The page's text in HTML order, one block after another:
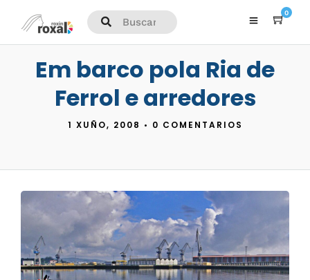
0
Em barco pola Ria de
Ferrol e arredores
1 XUÑO, 2008 • 0 COMENTARIOS